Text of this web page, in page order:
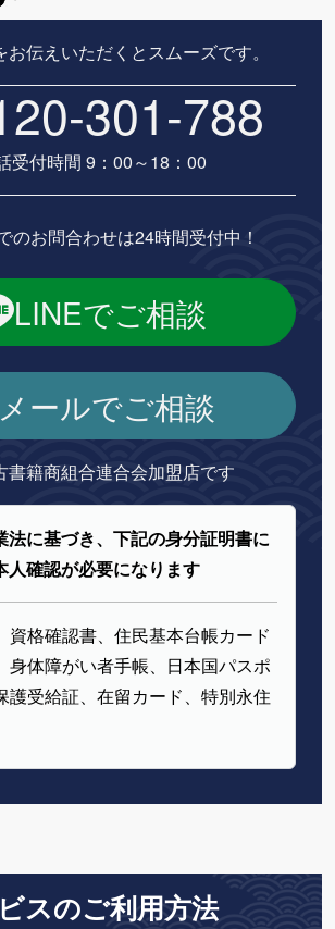
伝えいただくとスムーズです。
301-788
受付時間 9：00～18：00
のお問合わせは24時間受付中！
LINEでご相談
メールでご相談
書籍商組合連合会加盟店です
法に基づき、下記の身分証明書に
人確認が必要になります
資格確認書、住民基本台帳カード
身体障がい者手帳、日本国パスポ
護受給証、在留カード、特別永住
スのご利用方法